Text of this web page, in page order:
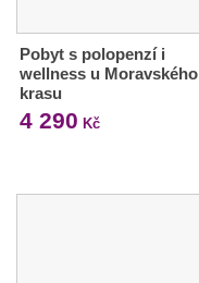
Pobyt s polopenzí i
wellness u Moravského
krasu
4 290 Kč